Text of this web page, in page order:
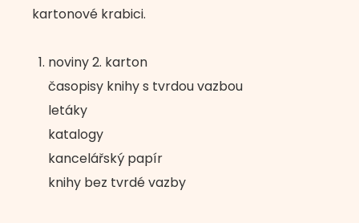
kartonové krabici.
noviny 2. karton
časopisy knihy s tvrdou vazbou
letáky
katalogy
kancelářský papír
knihy bez tvrdé vazby